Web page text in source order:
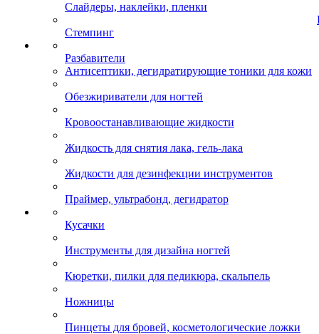
Слайдеры, наклейки, пленки
Стемпинг
Разбавители
Антисептики, дегидратирующие тоники для кожи
Обезжириватели для ногтей
Кровоостанавливающие жидкости
Жидкость для снятия лака, гель-лака
Жидкости для дезинфекции инструментов
Праймер, ультрабонд, дегидратор
Кусачки
Инструменты для дизайна ногтей
Кюретки, пилки для педикюра, скальпель
Ножницы
Пинцеты для бровей, косметологические ложки